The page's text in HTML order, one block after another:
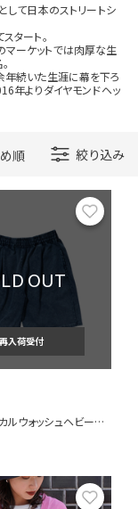
して日本のストリートシ
タート。
マーケットでは肉厚な生
年続いた生涯に幕を下ろ
年よりダイヤモンドヘッ
絞り込み
OUT
再入荷受付
[オニータ]ケミカルウォッシュヘビーショーツ
お気